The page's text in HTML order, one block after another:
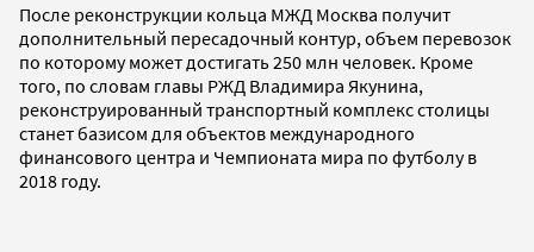
После реконструкции кольца МЖД Москва получит
дополнительный пересадочный контур, объем перевозок
по которому может достигать 250 млн человек. Кроме
того, по словам главы РЖД Владимира Якунина,
реконструированный транспортный комплекс столицы
станет базисом для объектов международного
финансового центра и Чемпионата мира по футболу в
2018 году.